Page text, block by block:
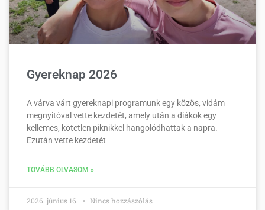
Gyereknap 2026
A várva várt gyereknapi programunk egy közös, vidám
megnyitóval vette kezdetét, amely után a diákok egy
kellemes, kötetlen piknikkel hangolódhattak a napra.
Ezután vette kezdetét
TOVÁBB OLVASOM »
2026. június 16. Nincs hozzászólás